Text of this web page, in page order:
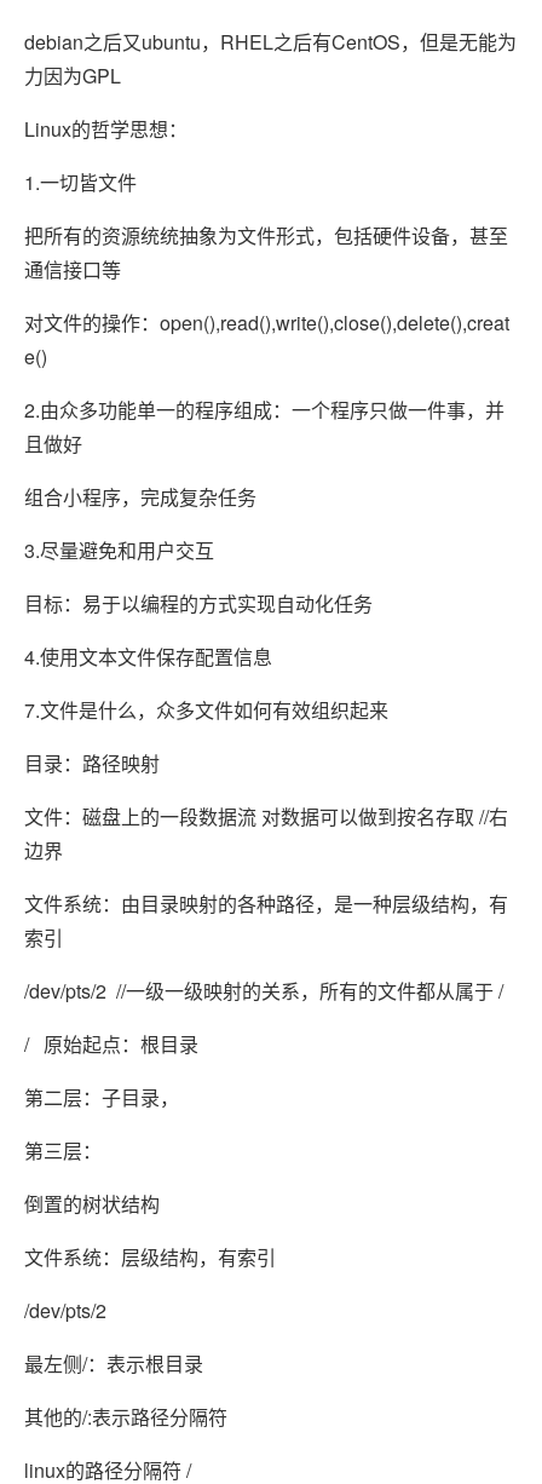
debian之后又ubuntu，RHEL之后有CentOS，但是无能为
力因为GPL
Linux的哲学思想：
1.一切皆文件
把所有的资源统统抽象为文件形式，包括硬件设备，甚至
通信接口等
对文件的操作：open(),read(),write(),close(),delete(),creat
e()
2.由众多功能单一的程序组成：一个程序只做一件事，并
且做好
组合小程序，完成复杂任务
3.尽量避免和用户交互
目标：易于以编程的方式实现自动化任务
4.使用文本文件保存配置信息
7.文件是什么，众多文件如何有效组织起来
目录：路径映射
文件：磁盘上的一段数据流 对数据可以做到按名存取 //右
边界
文件系统：由目录映射的各种路径，是一种层级结构，有
索引
/dev/pts/2 //一级一级映射的关系，所有的文件都从属于 /
/ 原始起点：根目录
第二层：子目录，
第三层：
倒置的树状结构
文件系统：层级结构，有索引
/dev/pts/2
最左侧/：表示根目录
其他的/:表示路径分隔符
linux的路径分隔符 /